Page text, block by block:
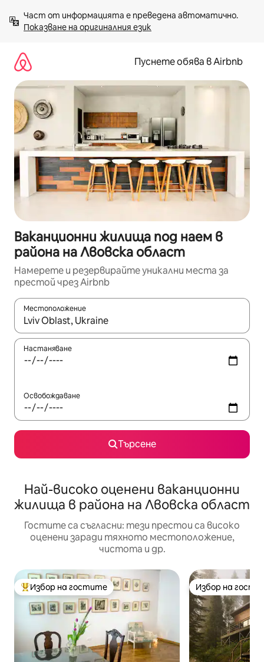
към
съдържанието
Показване на оригиналния език
Пуснете обява в Airbnb
Ваканционни жилища под наем в
района на Лвовска област
Намерете и резервирайте уникални места за
престой чрез Airbnb
Местоположение
Когато резултатите се покажат, използвайте
Настаняване
Освобождаване
Търсене
Най-високо оценени ваканционни
жилища в района на Лвовска област
Гостите са съгласни: тези престои са високо
оценени заради тяхното местоположение,
чистота и др.
Най-популярен избор на гостите
Избор на гостите Избор на
Избор на